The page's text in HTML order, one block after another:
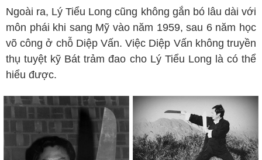
Ngoài ra, Lý Tiểu Long cũng không gắn bó lâu dài với
môn phái khi sang Mỹ vào năm 1959, sau 6 năm học
võ công ở chỗ Diệp Vấn. Việc Diệp Vấn không truyền
thụ tuyệt kỹ Bát trảm đao cho Lý Tiểu Long là có thể
hiểu được.